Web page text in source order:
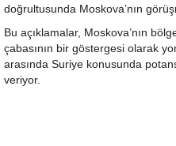
doğrultusunda Moskova’nın
Bu açıklamalar, Moskova’nın
çabasının bir göstergesi olarak
arasında Suriye konusunda
veriyor.